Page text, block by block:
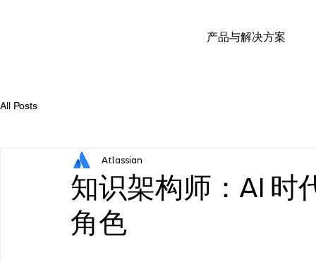
产品与解决方案
All Posts
知识架构师：AI 时
角色
Atlassian